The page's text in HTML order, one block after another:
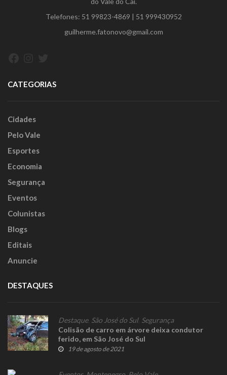
Telefones: 51 99823-4869 | 51 999430952
guilherme.fatonovo@gmail.com
CATEGORIAS
Cidades
Pelo Vale
Esportes
Economia
Segurança
Eventos
Colunistas
Blogs
Editais
Anuncie
DESTAQUES
Destaque, São José do Sul, Segurança
Colisão de carro em árvore deixa condutor
ferido, em São José do Sul
19 de agosto de 2021